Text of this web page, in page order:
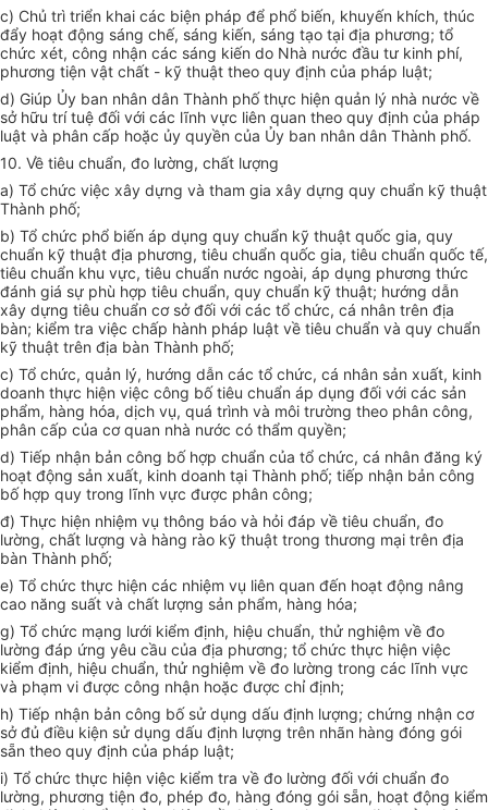
c) Chủ trì triển khai các biện pháp để phổ biến, khuyến khích, thúc
đẩy hoạt động sáng chế, sáng kiến, sáng tạo tại địa phương; tổ
chức xét, công nhận các sáng kiến do Nhà nước đầu tư kinh phí,
phương tiện vật chất - kỹ thuật theo quy định của pháp luật;
d) Giúp Ủy ban nhân dân Thành phố thực hiện quản lý nhà nước về
sở hữu trí tuệ đối với các lĩnh vực liên quan theo quy định của pháp
luật và phân cấp hoặc ủy quyền của Ủy ban nhân dân Thành phố.
10. Về tiêu chuẩn, đo lường, chất lượng
a) Tổ chức việc xây dựng và tham gia xây dựng quy chuẩn kỹ thuật
Thành phố;
b) Tổ chức phổ biến áp dụng quy chuẩn kỹ thuật quốc gia, quy
chuẩn kỹ thuật địa phương, tiêu chuẩn quốc gia, tiêu chuẩn quốc tế,
tiêu chuẩn khu vực, tiêu chuẩn nước ngoài, áp dụng phương thức
đánh giá sự phù hợp tiêu chuẩn, quy chuẩn kỹ thuật; hướng dẫn
xây dựng tiêu chuẩn cơ sở đối với các tổ chức, cá nhân trên địa
bàn; kiểm tra việc chấp hành pháp luật về tiêu chuẩn và quy chuẩn
kỹ thuật trên địa bàn Thành phố;
c) Tổ chức, quản lý, hướng dẫn các tổ chức, cá nhân sản xuất, kinh
doanh thực hiện việc công bố tiêu chuẩn áp dụng đối với các sản
phẩm, hàng hóa, dịch vụ, quá trình và môi trường theo phân công,
phân cấp của cơ quan nhà nước có thẩm quyền;
d) Tiếp nhận bản công bố hợp chuẩn của tổ chức, cá nhân đăng ký
hoạt động sản xuất, kinh doanh tại Thành phố; tiếp nhận bản công
bố hợp quy trong lĩnh vực được phân công;
đ) Thực hiện nhiệm vụ thông báo và hỏi đáp về tiêu chuẩn, đo
lường, chất lượng và hàng rào kỹ thuật trong thương mại trên địa
bàn Thành phố;
e) Tổ chức thực hiện các nhiệm vụ liên quan đến hoạt động nâng
cao năng suất và chất lượng sản phẩm, hàng hóa;
g) Tổ chức mạng lưới kiểm định, hiệu chuẩn, thử nghiệm về đo
lường đáp ứng yêu cầu của địa phương; tổ chức thực hiện việc
kiểm định, hiệu chuẩn, thử nghiệm về đo lường trong các lĩnh vực
và phạm vi được công nhận hoặc được chỉ định;
h) Tiếp nhận bản công bố sử dụng dấu định lượng; chứng nhận cơ
sở đủ điều kiện sử dụng dấu định lượng trên nhãn hàng đóng gói
sẵn theo quy định của pháp luật;
i) Tổ chức thực hiện việc kiểm tra về đo lường đối với chuẩn đo
lường, phương tiện đo, phép đo, hàng đóng gói sẵn, hoạt động kiểm